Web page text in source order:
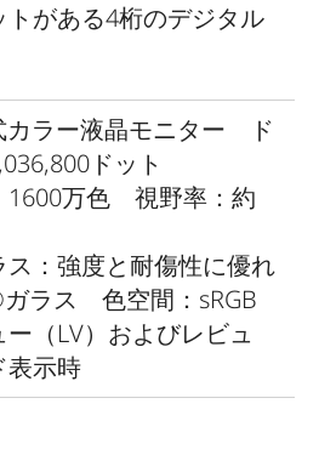
インスイッチを使用 一
した後に自動的にスタン
可能（移行までの時間は
分から選択可能、シャッ
ボタンを軽く押すと「オ
フ」状態を解除）
ムイオンバッテリー（公
容量1300mAh）×1 最大
7.4V、動作温
トがある4桁のデジタル
カラー液晶モニター ド
ドット
1600万色 視野率：約
ス：強度と耐傷性に優れ
ラス 色空間：sRGB
（LV）およびレビュ
表示時